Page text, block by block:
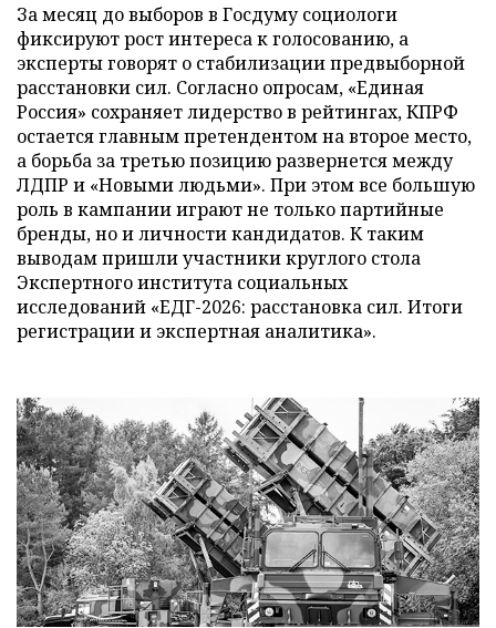
За месяц до выборов в Госдуму социологи
фиксируют рост интереса к голосованию, а
эксперты говорят о стабилизации предвыборной
расстановки сил. Согласно опросам, «Единая
Россия» сохраняет лидерство в рейтингах, КПРФ
остается главным претендентом на второе место,
а борьба за третью позицию развернется между
ЛДПР и «Новыми людьми». При этом все большую
роль в кампании играют не только партийные
бренды, но и личности кандидатов. К таким
выводам пришли участники круглого стола
Экспертного института социальных
исследований «ЕДГ-2026: расстановка сил. Итоги
регистрации и экспертная аналитика».